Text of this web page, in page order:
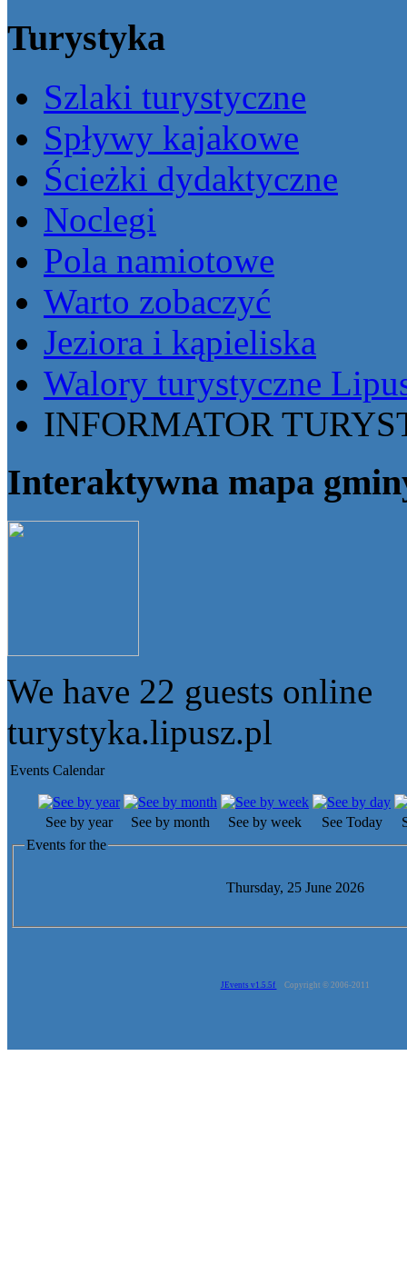
Turystyka
Szlaki turystyczne
Spływy kajakowe
Ścieżki dydaktyczne
Noclegi
Pola namiotowe
Warto zobaczyć
Jeziora i kąpieliska
Walory turystyczne
INFORMATOR
Interaktywna mapa
We have 22 guests online
turystyka.lipusz.pl
Events Calendar
See by year See by month See by week See Today
Events for the
Thursday, 25 June 2026
JEvents v1.5.5f Copyright © 2006-2011